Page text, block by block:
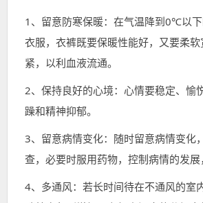
1、留意防寒保暖：在气温降到0℃以
衣服，衣裤既要保暖性能好，又要柔
紧，以利血液流通。
2、保持良好的心境：心情要稳定、愉
躁和精神抑郁。
3、留意病情变化：随时留意病情变化
查，必要时服用药物，控制病情的发展
4、多通风：若长时间待在不通风的室